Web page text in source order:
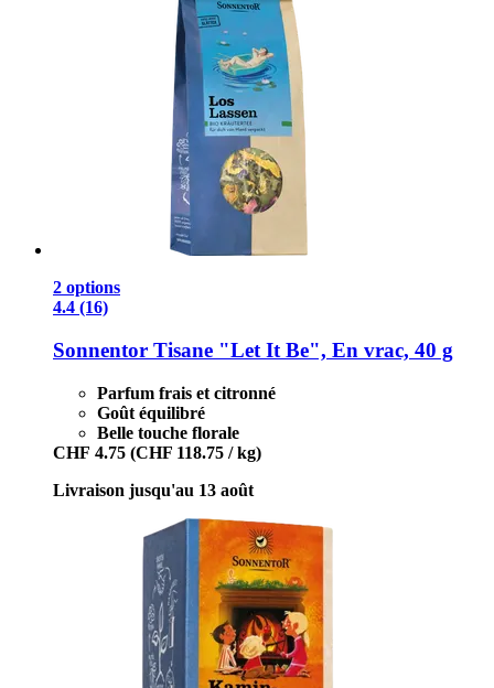
2 options
4.4 (16)
Sonnentor Tisane "Let It Be", En vrac, 40 g
Parfum frais et citronné
Goût équilibré
Belle touche florale
CHF 4.75 (CHF 118.75 / kg)
Livraison jusqu'au 13 août